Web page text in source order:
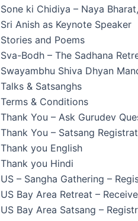
Sone ki Chidiya – Naya
Sri Anish as Keynote Speaker
Stories and Poems
Sva-Bodh – The Sadhana
Swayambhu Shiva Dhyan
Talks & Satsanghs
Terms & Conditions
Thank You – Ask Gurudev
Thank You – Satsang
Thank you English
Thank you Hindi
US – Sangha Gathering –
US Bay Area Retreat –
US Bay Area Satsang –